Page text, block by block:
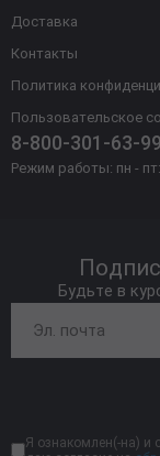
Доставка
Контакты
Политика
Пользовательское
8-800-301-63-99
Режим работы: пн -
Будьте в
Я ознакомлен(-на) и